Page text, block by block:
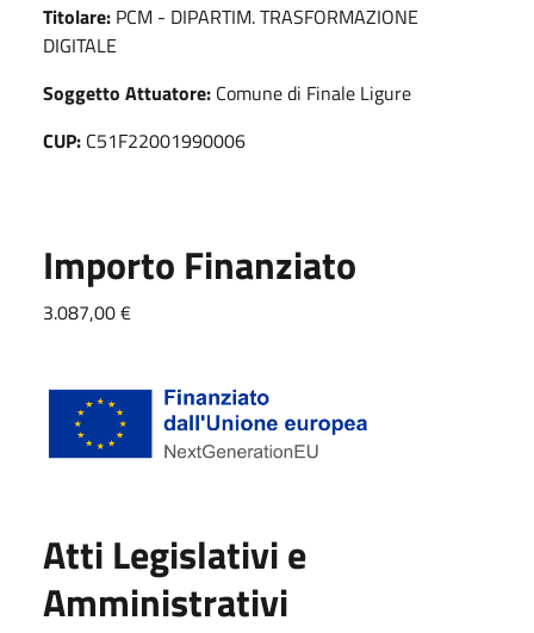
Titolare: PCM - DIPARTIM. TRASFORMAZIONE
DIGITALE
Soggetto Attuatore: Comune di Finale Ligure
CUP: C51F22001990006
Importo Finanziato
3.087,00 €
Atti Legislativi e
Amministrativi